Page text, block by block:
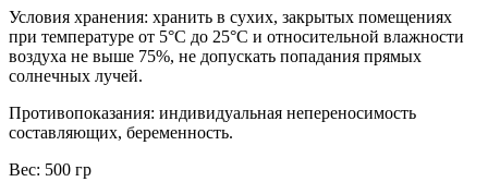
Условия хранения: хранить в сухих, закрытых помещениях
при температуре от 5°С до 25°С и относительной влажности
воздуха не выше 75%, не допускать попадания прямых
солнечных лучей.
Противопоказания: индивидуальная непереносимость
составляющих, беременность.
Вес: 500 гр